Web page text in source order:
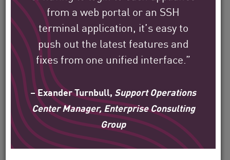
from a web portal or an SSH
terminal application, it’s easy to
push out the latest features and
fixes from one unified interface.”
– Exander Turnbull, Support Operations
Center Manager, Enterprise Consulting
Group
것입니다.
Filter
by
Solutions
Filter
by
Industry
Filter
by
Location
Search
by